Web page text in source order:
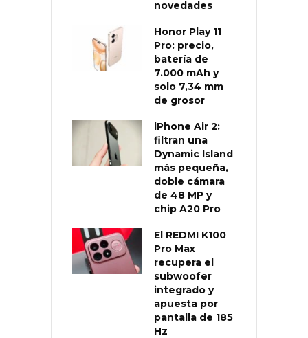
novedades
Honor Play 11
Pro: precio,
batería de
7.000 mAh y
solo 7,34 mm
de grosor
iPhone Air 2:
filtran una
Dynamic Island
más pequeña,
doble cámara
de 48 MP y
chip A20 Pro
El REDMI K100
Pro Max
recupera el
subwoofer
integrado y
apuesta por
pantalla de 185
Hz